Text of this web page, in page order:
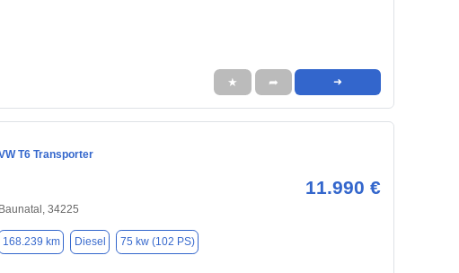
★ ➦ ➜
T6 Transporter
11.990 €
Baunatal, 34225
168.239 km Diesel 75 kw (102 PS)